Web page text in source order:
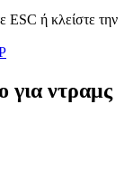
ESC ή κλείστε την
για ντραμς